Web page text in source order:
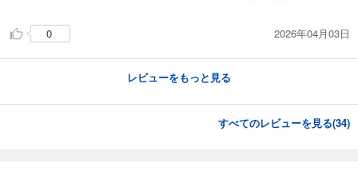
0 2026年04月03日
レビューをもっと見る
すべてのレビューを見る(34)